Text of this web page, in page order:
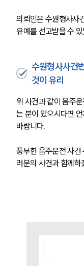
의뢰인은 수원형사사
유예를 선고받을 수
수원형사사건
것이 유리
위 사건과 같이 음주
는 분이 있으시다면
바랍니다.
풍부한 음주운전 사건
러분의 사건과 함께하